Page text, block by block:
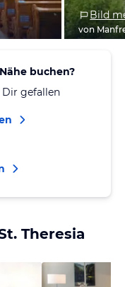
Bild
von
buchen?
gefallen
Theresia